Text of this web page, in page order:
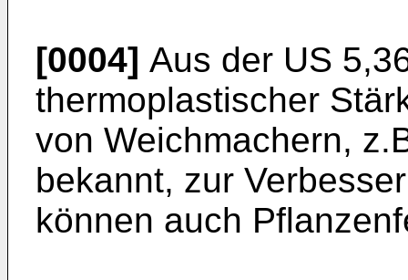
[0004] Aus der US
thermoplastischer
von Weichmachern,
bekannt, zur
können auch